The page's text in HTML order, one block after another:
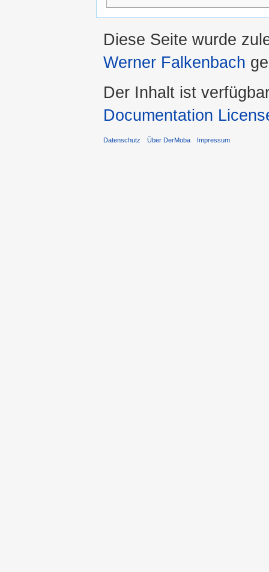
Diese Seite wurde
Werner Falkenbach
Der Inhalt ist
Documentation
Datenschutz Über DerMoba Impressum